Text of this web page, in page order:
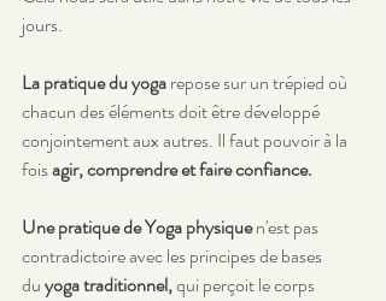
jours.
La pratique du yoga repose sur un trépied où
chacun des éléments doit être développé
conjointement aux autres. Il faut pouvoir à la
fois agir, comprendre et faire confiance.
Une pratique de Yoga physique n'est pas
contradictoire avec les principes de bases
du yoga traditionnel, qui perçoit le corps